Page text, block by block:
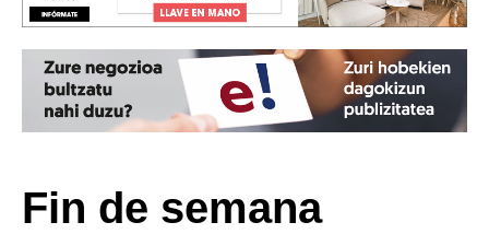
Fin de semana